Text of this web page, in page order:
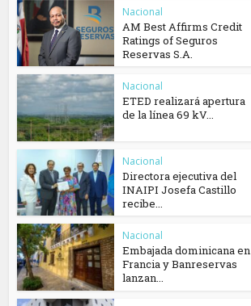
Nacional
AM Best Affirms Credit
Ratings of Seguros
Reservas S.A.
Nacional
ETED realizará apertura
de la línea 69 kV...
Nacional
Directora ejecutiva del
INAIPI Josefa Castillo
recibe...
Nacional
Embajada dominicana en
Francia y Banreservas
lanzan...